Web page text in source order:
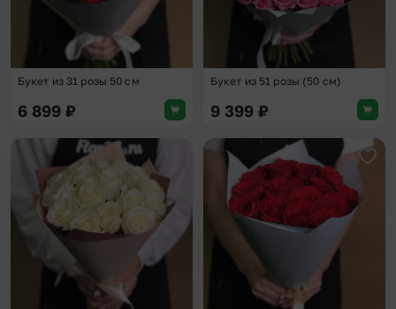
Букет из 31 розы 50 см
6 899 ₽
Букет из 51 розы (50 см)
9 399 ₽
Добавить в избранное